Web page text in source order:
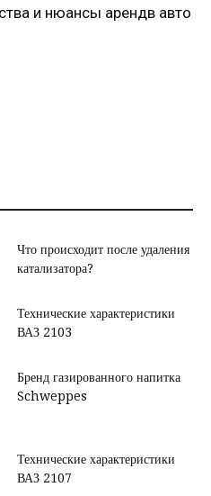
и нюансы арендв авто
Что происходит после удаления
катализатора?
Технические характеристики
ВАЗ 2103
Бренд газированного напитка
Schweppes
Технические характеристики
ВАЗ 2107